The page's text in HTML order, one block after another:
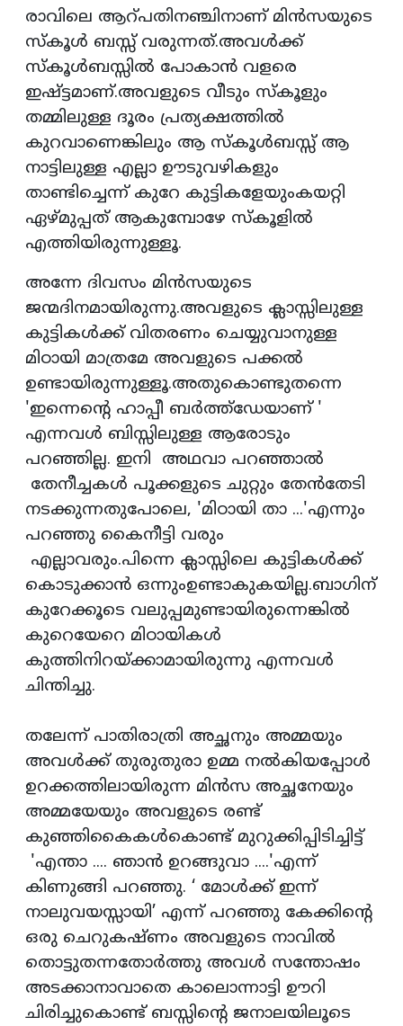
രാവിലെ ആറ്‌പതിനഞ്ചിനാണ്‌ മിൻസയുടെ
സ്കൂൾ ബസ്സ് വരുന്നത്.അവൾക്ക്
സ്കൂൾബസ്സിൽ പോകാൻ വളരെ
ഇഷ്ട്ടമാണ്.അവളുടെ വീടും സ്കൂളും
തമ്മിലുള്ള ദൂരം പ്രത്യക്ഷത്തിൽ
കുറവാണെങ്കിലും ആ സ്കൂൾബസ്സ് ആ
നാട്ടിലുള്ള എല്ലാ ഊടുവഴികളും
താണ്ടിച്ചെന്ന് കുറേ കുട്ടികളേയുംകയറ്റി
ഏഴ്മുപ്പത് ആകുമ്പോഴേ സ്കൂളിൽ
എത്തിയിരുന്നുള്ളൂ.
അന്നേ ദിവസം മിൻസയുടെ
ജന്മദിനമായിരുന്നു.അവളുടെ ക്ലാസ്സിലുള്ള
കുട്ടികൾക്ക് വിതരണം ചെയ്യുവാനുള്ള
മിഠായി മാത്രമേ അവളുടെ പക്കൽ
ഉണ്ടായിരുന്നുള്ളൂ.അതുകൊണ്ടുതന്നെ
'ഇന്നെന്റെ ഹാപ്പീ ബർത്ത്ഡേയാണ് '
എന്നവൾ ബിസ്സിലുള്ള ആരോടും
പറഞ്ഞില്ല. ഇനി അഥവാ പറഞ്ഞാൽ
തേനീച്ചകൾ പൂക്കളുടെ ചുറ്റും തേൻതേടി
നടക്കുന്നതുപോലെ, 'മിഠായി താ ...'എന്നും
പറഞ്ഞു കൈനീട്ടി വരും
എല്ലാവരും.പിന്നെ ക്ലാസ്സിലെ കുട്ടികൾക്ക്
കൊടുക്കാൻ ഒന്നുംഉണ്ടാകുകയില്ല.ബാഗിന്
കുറേക്കൂടെ വലുപ്പമുണ്ടായിരുന്നെങ്കിൽ
കുറെയേറെ മിഠായികൾ
കുത്തിനിറയ്ക്കാമായിരുന്നു എന്നവൾ
ചിന്തിച്ചു.
തലേന്ന് പാതിരാത്രി അച്ഛനും അമ്മയും
അവൾക്ക് തുരുതുരാ ഉമ്മ നൽകിയപ്പോൾ
ഉറക്കത്തിലായിരുന്ന മിൻസ അച്ഛനേയും
അമ്മയേയും അവളുടെ രണ്ട്
കുഞ്ഞികൈകൾകൊണ്ട് മുറുക്കിപ്പിടിച്ചിട്ട്
'എന്താ .... ഞാൻ ഉറങ്ങുവാ ....'എന്ന്
കിണുങ്ങി പറഞ്ഞു. ‘ മോൾക്ക് ഇന്ന്
നാലുവയസ്സായി’ എന്ന് പറഞ്ഞു കേക്കിന്റെ
ഒരു ചെറുകഷ്ണം അവളുടെ നാവിൽ
തൊട്ടുതന്നതോർത്തു അവൾ സന്തോഷം
അടക്കാനാവാതെ കാലൊന്നാട്ടി ഊറി
ചിരിച്ചുകൊണ്ട് ബസ്സിന്റെ ജനാലയിലൂടെ